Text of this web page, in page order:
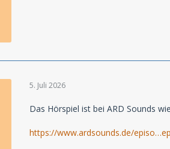
5. Juli 2026
Das Hörspiel ist bei ARD Sounds
https://www.ardsounds.de/